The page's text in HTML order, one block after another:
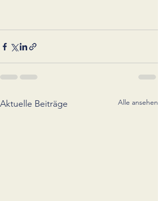
Aktuelle Beiträge Alle ansehen